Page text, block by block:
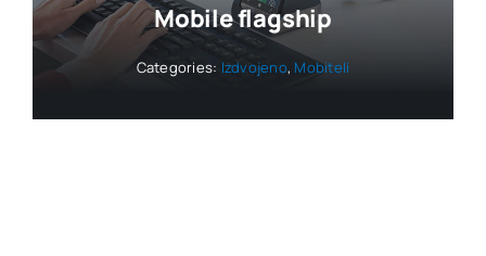
Mobile flagship
Categories: Izdvojeno, Mobiteli